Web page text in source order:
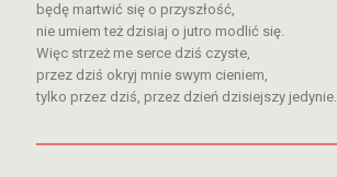
będę martwić się o przyszłość,
nie umiem też dzisiaj o jutro modlić się.
Więc strzeż me serce dziś czyste,
przez dziś okryj mnie swym cieniem,
tylko przez dziś, przez dzień dzisiejszy jedynie.